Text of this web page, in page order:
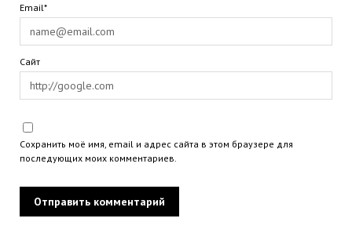
Email*
Сайт
Сохранить моё имя, email и адрес сайта в этом браузере для
последующих моих комментариев.